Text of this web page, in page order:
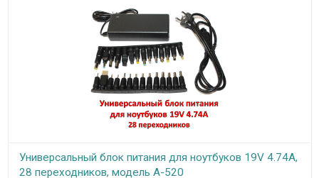
Универсальный блок питания для ноутбуков 19V 4.74A,
28 переходников, модель А-520